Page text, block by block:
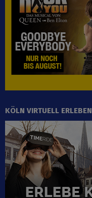
KÖLN VIRTUELL ERLEBEN